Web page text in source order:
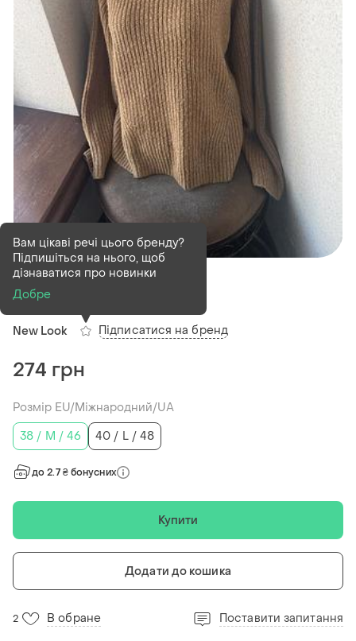
В наявності1 шт
Ніжний светр
New Look
Вам цікаві речі цього бренду?
Підпишіться на нього, щоб
дізнаватися про новинки
Добре
Підписатися на бренд
274 грн
Розмір EU/Міжнародний/UA
38 / M / 46
40 / L / 48
до 2.7 ₴ бонусних
Купити
Додати до кошика
2 В обране Поставити запитання